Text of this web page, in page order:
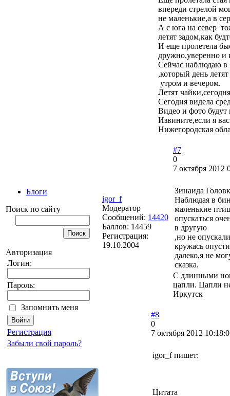
Блоги
Поиск по сайту
Авторизация
Логин:
Пароль:
Запомнить меня
Регистрация
Забыли свой пароль?
впереди стрелой
не маленькие,а в
А с юга на север
летят задом,как
И еще пролетела
дружно,уверенно и
Сейчас наблюдаю
,который день
утром и вечером.
Летят
Сегодня видела
Видео и фото будут
Извините,если я
Нижегородская
igor_f
Модератор
Сообщений: 14420
Баллов: 14459
Регистрация:
19.10.2004
#7
0
7 октября 2012
Зинаида
Наблюдая в
маленькие
опускаться
в другую
,но не
кружась
далеко,я не
сказка.
С длинными
цапли. Цапли
Иркутск
#8
0
7 октября 2012
igor_f пишет:
Цитата